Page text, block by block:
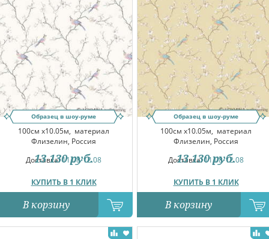
Образец в шоу-руме
100см x10.05м, материал
Флизелин, Россия
Доставка:11.08-12.08
КУПИТЬ В 1 КЛИК
13 130 руб.
В корзину
Образец в шоу-руме
100см x10.05м, материал
Флизелин, Россия
Доставка:11.08-12.08
КУПИТЬ В 1 КЛИК
13 130 руб.
В корзину